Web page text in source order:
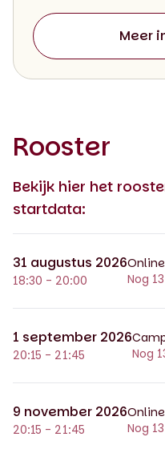
Meer
Rooster
Bekijk hier het
startdata:
31 augustus 2026
18:30 - 20:00
Nog
1 september 2026
20:15 - 21:45
Nog
9 november 2026
20:15 - 21:45
Nog